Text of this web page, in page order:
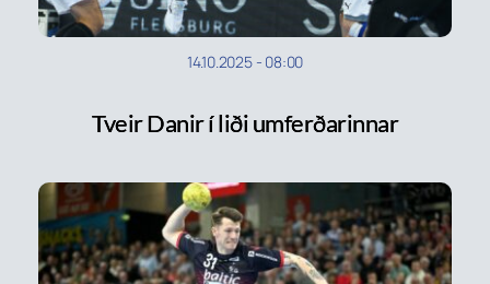
14.10.2025- 08:00
Tveir Danir í liði umferðarinnar